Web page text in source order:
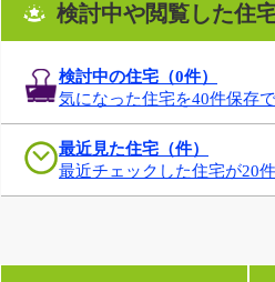
検討中や閲覧した住
検討中の住宅（0件）
気になった住宅を40件保存で
最近見た住宅（件）
最近チェックした住宅が20